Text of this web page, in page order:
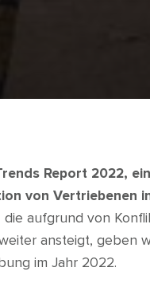
Report 2022,
von Vertriebenen
aufgrund von
ansteigt, geben
im Jahr 2022.